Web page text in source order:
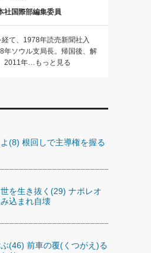
社国際部編集委員
て、1978年読売新聞社入
年ソウル支局長。帰国後、解
2011年…もっと見る
(8) 根回しで主導権を握る
を生き抜く(29) ナポレオ
込まれ自壊
(46) 前車の覆(くつがえ)る